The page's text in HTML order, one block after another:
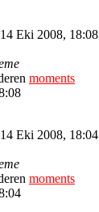
Eki 2008, 18:08
moments
Eki 2008, 18:04
moments